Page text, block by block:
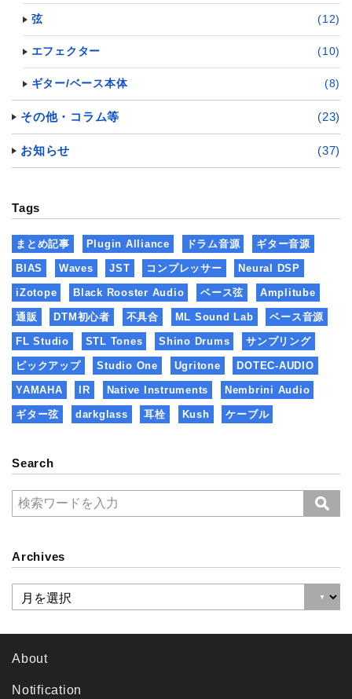
弦 (12)
エフェクター (10)
ギター/ベース本体 (8)
その他・コラム等 (23)
お知らせ (37)
Tags
まとめ記事 Plugin Alliance ドラム音源 ギター音源
BIAS Waves JST コンプレッサー Neural DSP
iZotope Black Rooster Audio ベース弦 Amplitube
通販 DTM初心者 不具合 ML Sound Lab ベース音源
FL Studio STL Tones Shino Drums サンプリング
ピックアップ Studio One Ugritone DOTEC-AUDIO
YAMAHA IR Native Instruments Nembrini Audio
ギター弦 darkglass 耳栓 Kush ケーブル
Search
Archives
About
Notification